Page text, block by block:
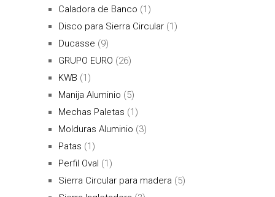
Caladora de Banco (1)
Disco para Sierra Circular (1)
Ducasse (9)
GRUPO EURO (26)
KWB (1)
Manija Aluminio (5)
Mechas Paletas (1)
Molduras Aluminio (3)
Patas (1)
Perfil Oval (1)
Sierra Circular para madera (5)